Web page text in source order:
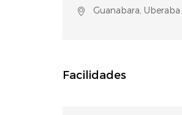
Guanabara, Uberaba
Facilidades